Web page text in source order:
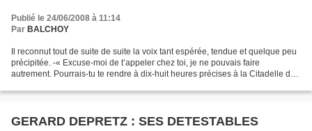
Publié le 24/06/2008 à 11:14
Par BALCHOY
Il reconnut tout de suite de suite la voix tant espérée, tendue et quelque peu
précipitée. -« Excuse-moi de t’appeler chez toi, je ne pouvais faire
autrement. Pourrais-tu te rendre à dix-huit heures précises à la Citadelle de
GERARD DEPRETZ : SES DETESTABLES